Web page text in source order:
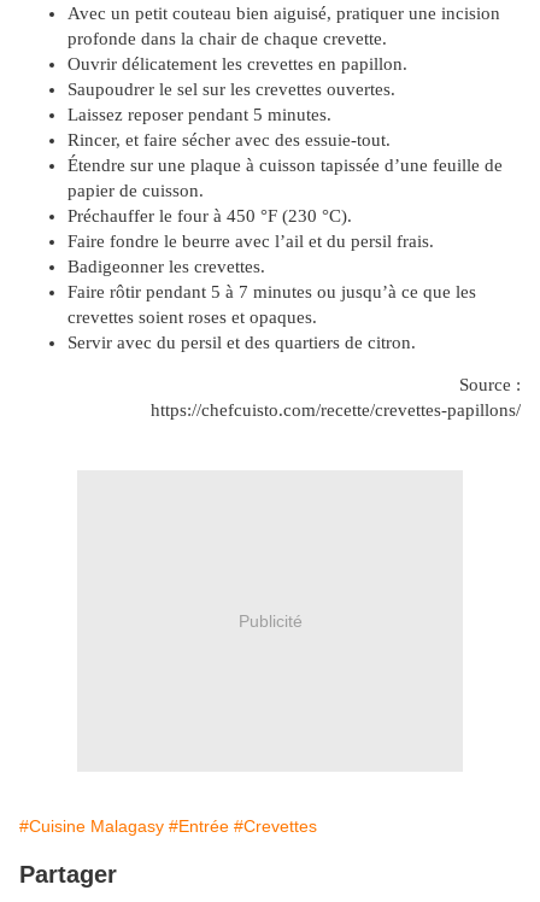
Avec un petit couteau bien aiguisé, pratiquer une incision
profonde dans la chair de chaque crevette.
Ouvrir délicatement les crevettes en papillon.
Saupoudrer le sel sur les crevettes ouvertes.
Laissez reposer pendant 5 minutes.
Rincer, et faire sécher avec des essuie-tout.
Étendre sur une plaque à cuisson tapissée d’une feuille de
papier de cuisson.
Préchauffer le four à 450 °F (230 °C).
Faire fondre le beurre avec l’ail et du persil frais.
Badigeonner les crevettes.
Faire rôtir pendant 5 à 7 minutes ou jusqu’à ce que les
crevettes soient roses et opaques.
Servir avec du persil et des quartiers de citron.
Source :
https://chefcuisto.com/recette/crevettes-papillons/
Publicité
#Cuisine Malagasy #Entrée #Crevettes
Partager